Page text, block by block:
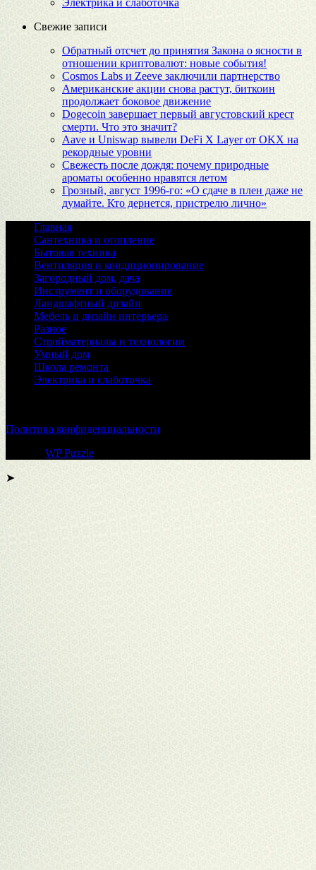
Электрика и слаботочка
Свежие записи
Обратный отсчет до принятия Закона о ясности в
отношении криптовалют: новые события!
Cosmos Labs и Zeeve заключили партнерство
Американские акции снова растут, биткоин
продолжает боковое движение
Dogecoin завершает первый августовский крест
смерти. Что это значит?
Aave и Uniswap вывели DeFi X Layer от OKX на
рекордные уровни
Свежесть после дождя: почему природные
ароматы особенно нравятся летом
Грозный, август 1996-го: «О сдаче в плен даже не
думайте. Кто дернется, пристрелю лично»
Главная
Сантехника и отопление
Бытовая техника
Вентиляция и кондиционирование
Загородный дом, дача
Инструмент и оборудование
Ландшафтный дизайн
Мебель и дизайн интерьера
Разное
Стройматериалы и технологии
Умный дом
Школа ремонта
Электрика и слаботочка
Политика конфиденциальности
WP Puzzle
➤